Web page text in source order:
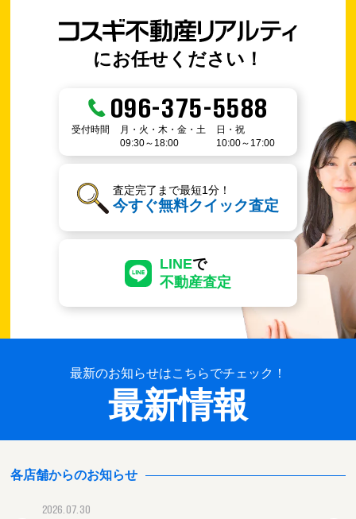
にお任せください！
096-375-5588
受付時間
月・火・木・金・土
09:30～18:00
日・祝
10:00～17:00
査定完了まで最短1分！
今すぐ無料クイック査定
LINEで
不動産査定
最新のお知らせはこちらでチェック！
最新情報
各店舗からのお知らせ
2026.07.30